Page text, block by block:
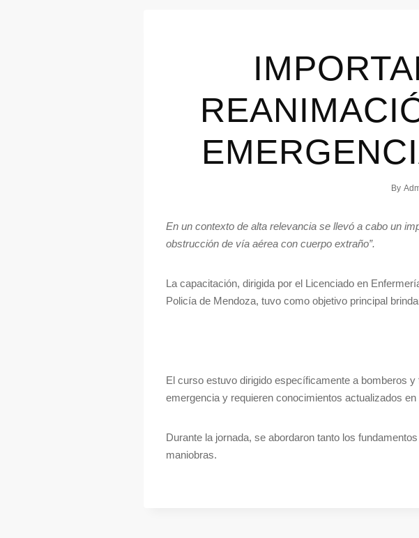
By
En un contexto de alta relevancia se llevó a cabo un
obstrucción de vía aérea con cuerpo extraño”.
La capacitación, dirigida por el Licenciado en
Policía de Mendoza, tuvo como objetivo principal
El curso estuvo dirigido específicamente a bomberos
emergencia y requieren conocimientos actualizados
Durante la jornada, se abordaron tanto los
maniobras.